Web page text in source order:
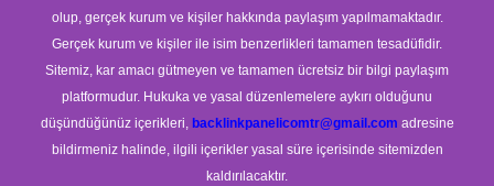
olup, gerçek kurum ve kişiler hakkında paylaşım yapılmamaktadır.
Gerçek kurum ve kişiler ile isim benzerlikleri tamamen tesadüfidir.
Sitemiz, kar amacı gütmeyen ve tamamen ücretsiz bir bilgi paylaşım
platformudur. Hukuka ve yasal düzenlemelere aykırı olduğunu
düşündüğünüz içerikleri, backlinkpanelicomtr@gmail.com adresine
bildirmeniz halinde, ilgili içerikler yasal süre içerisinde sitemizden
kaldırılacaktır.